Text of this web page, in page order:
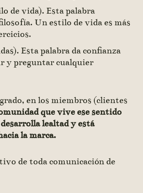
de vida). Esta palabra
Un estilo de vida es más
Esta palabra da confianza
y preguntar cualquier
en los miembros (clientes
que vive ese sentido
lealtad y está
la marca.
de toda comunicación de